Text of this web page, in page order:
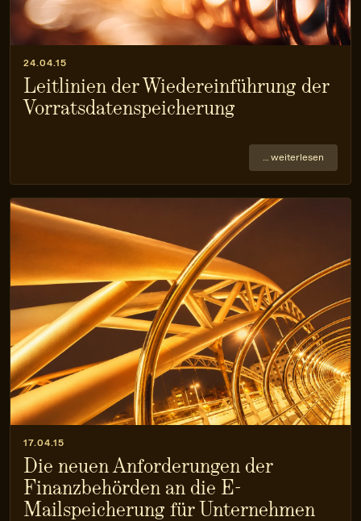
24.04.15
Leitlinien der Wiedereinführung der
Vorratsdatenspeicherung
… weiterlesen
17.04.15
Die neuen Anforderungen der
Finanzbehörden an die E-
Mailspeicherung für Unternehmen